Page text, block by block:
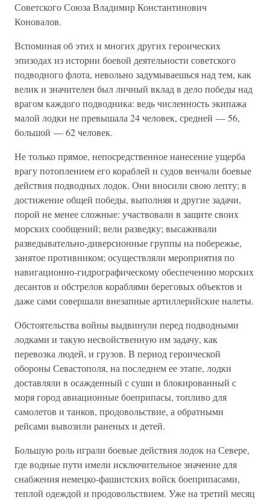
Советского Союза Владимир Константинович
Коновалов.
Вспоминая об этих и многих других героических
эпизодах из истории боевой деятельности советского
подводного флота, невольно задумываешься над тем, как
велик и значителен был личный вклад в дело победы над
врагом каждого подводника: ведь численность экипажа
малой лодки не превышала 24 человек, средней — 56,
большой — 62 человек.
Не только прямое, непосредственное нанесение ущерба
врагу потоплением его кораблей и судов венчали боевые
действия подводных лодок. Они вносили свою лепту; в
достижение общей победы, выполняя и другие задачи,
порой не менее сложные: участвовали в защите своих
морских сообщений; вели разведку; высаживали
разведывательно-диверсионные группы на побережье,
занятое противником; осуществляли мероприятия по
навигационно-гидрографическому обеспечению морских
десантов и обстрелов кораблями береговых объектов и
даже сами совершали внезапные артиллерийские налеты.
Обстоятельства войны выдвинули перед подводными
лодками и такую несвойственную им задачу, как
перевозка людей, и грузов. В период героической
обороны Севастополя, на последнем ее этапе, лодки
доставляли в осажденный с суши и блокированный с
моря город авиационные боеприпасы, топливо для
самолетов и танков, продовольствие, а обратными
рейсами вывозили раненых и детей.
Большую роль играли боевые действия лодок на Севере,
где водные пути имели исключительное значение для
снабжения немецко-фашистских войск боеприпасами,
теплой одеждой и продовольствием. Уже на третий месяц